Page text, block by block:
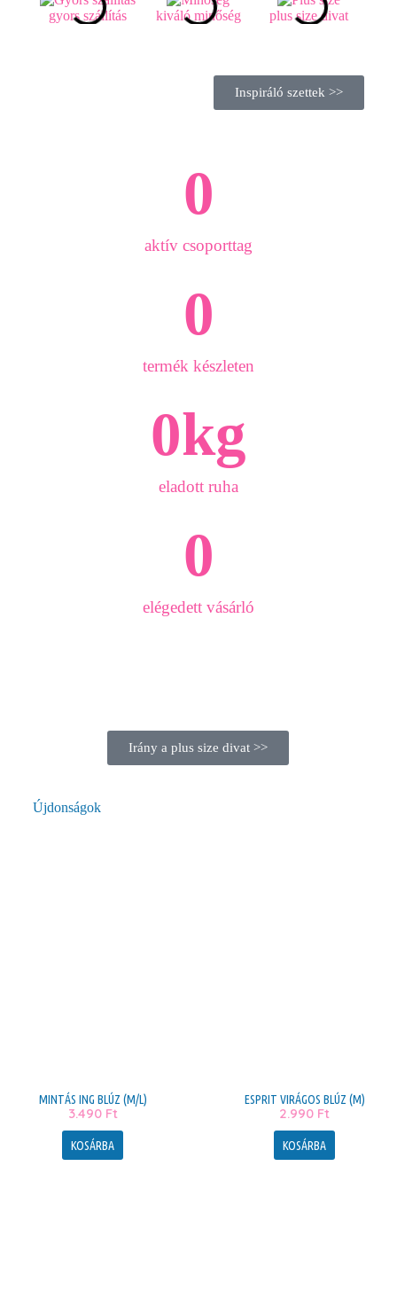
gyors szállítás kiváló minőség plus size divat
Inspiráló szettek >>
aktív csoporttag
0
termék készleten
0
eladott ruha
0kg
elégedett vásárló
0
Irány a plus size divat >>
Újdonságok
MINTÁS ING BLÚZ (M/L)
3.490 Ft
KOSÁRBA
ESPRIT VIRÁGOS BLÚZ (M)
2.990 Ft
KOSÁRBA